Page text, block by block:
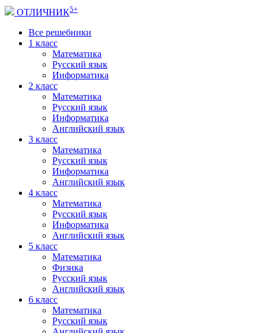
ОТЛИЧНИК5+
Все решебники
1 класс
Математика
Русский язык
Информатика
2 класс
Математика
Русский язык
Информатика
Английский язык
3 класс
Математика
Русский язык
Информатика
Английский язык
4 класс
Математика
Русский язык
Информатика
Английский язык
5 класс
Математика
Физика
Русский язык
Английский язык
6 класс
Математика
Русский язык